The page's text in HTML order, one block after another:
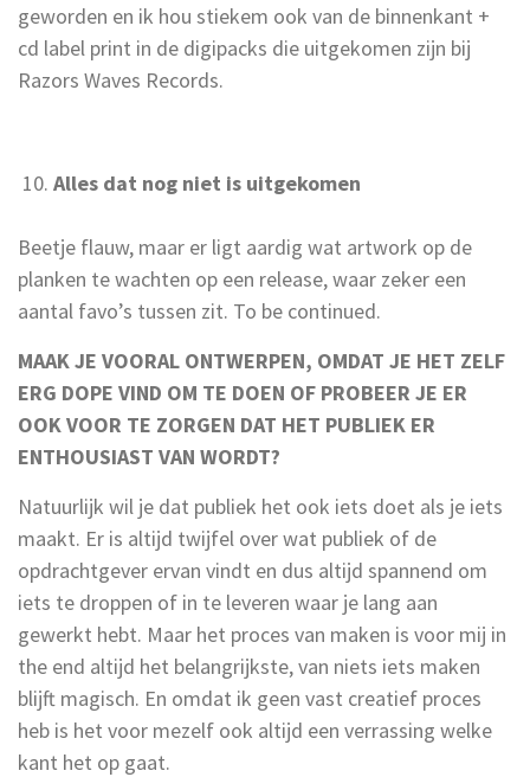
geworden en ik hou stiekem ook van de binnenkant +
cd label print in de digipacks die uitgekomen zijn bij
Razors Waves Records.
Alles dat nog niet is uitgekomen
Beetje flauw, maar er ligt aardig wat artwork op de
planken te wachten op een release, waar zeker een
aantal favo’s tussen zit. To be continued.
MAAK JE VOORAL ONTWERPEN, OMDAT JE HET ZELF
ERG DOPE VIND OM TE DOEN OF PROBEER JE ER
OOK VOOR TE ZORGEN DAT HET PUBLIEK ER
ENTHOUSIAST VAN WORDT?
Natuurlijk wil je dat publiek het ook iets doet als je iets
maakt. Er is altijd twijfel over wat publiek of de
opdrachtgever ervan vindt en dus altijd spannend om
iets te droppen of in te leveren waar je lang aan
gewerkt hebt. Maar het proces van maken is voor mij in
the end altijd het belangrijkste, van niets iets maken
blijft magisch. En omdat ik geen vast creatief proces
heb is het voor mezelf ook altijd een verrassing welke
kant het op gaat.